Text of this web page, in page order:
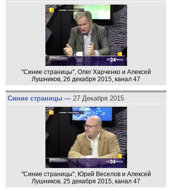
"Синие страницы", Олег Харченко и Алексей
Лушников, 26 декабря 2015, канал 47
Синие страницы — 27 Декабря 2015
"Синие страницы", Юрий Веселов и Алексей
Лушников, 25 декабря 2015, канал 47